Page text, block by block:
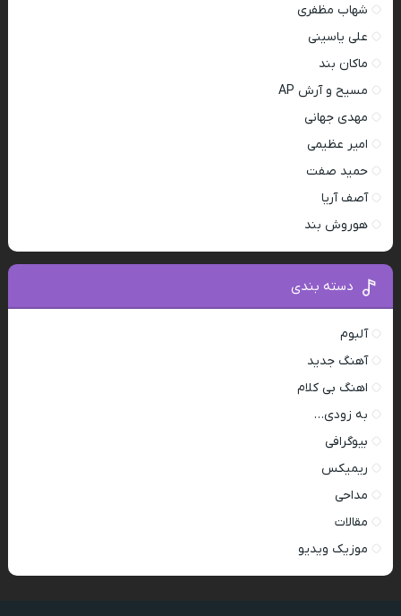
شهاب مظفری
علی یاسینی
ماکان بند
مسیح و آرش AP
مهدی جهانی
امیر عظیمی
حمید صفت
آصف آریا
هوروش بند
دسته بندی
آلبوم
آهنگ جدید
اهنگ بی کلام
به زودی…
بیوگرافی
ریمیکس
مداحی
مقالات
موزیک ویدیو